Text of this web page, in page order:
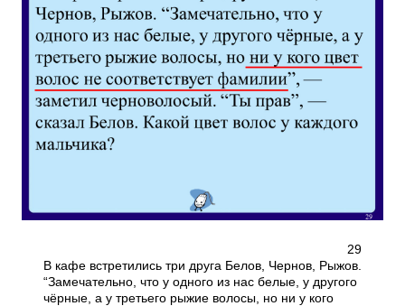
29
В кафе встретились три друга Белов, Чернов, Рыжов.
“Замечательно, что у одного из нас белые, у другого
чёрные, а у третьего рыжие волосы, но ни у кого